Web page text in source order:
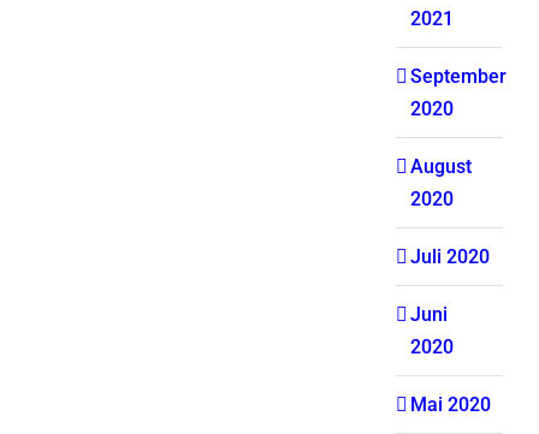
2021
September
2020
August
2020
Juli 2020
Juni
2020
Mai 2020